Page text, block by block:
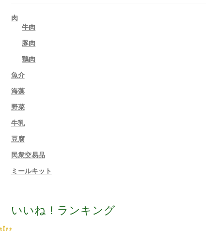
肉
牛肉
豚肉
鶏肉
魚介
海藻
野菜
牛乳
豆腐
民衆交易品
ミールキット
いいね！ランキング